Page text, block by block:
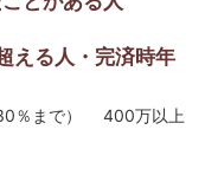
る人・完済時年
％まで） 400万以上